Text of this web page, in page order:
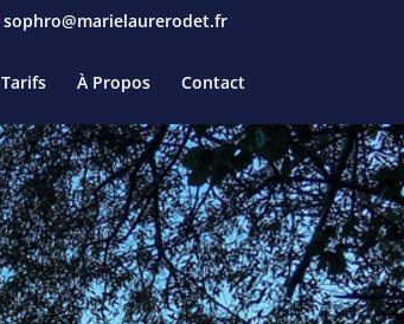
sophro@marielaurerodet.fr
Tarifs À Propos Contact